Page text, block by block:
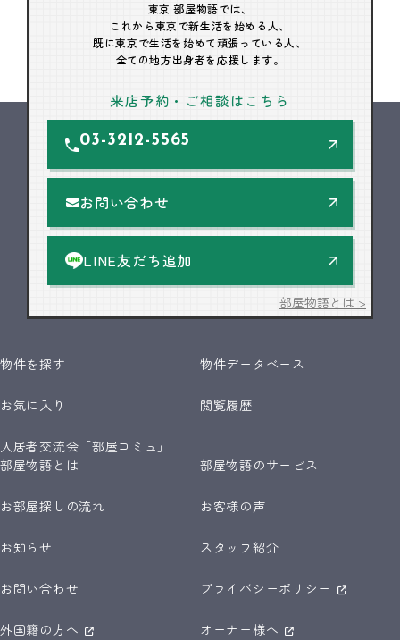
東京 部屋物語では、
これから東京で新生活を始める人、
既に東京で生活を始めて頑張っている人、
全ての地方出身者を応援します。
来店予約・ご相談はこちら
03-3212-5565
お問い合わせ
LINE友だち追加
部屋物語とは >
物件を探す 物件データベース
お気に入り 閲覧履歴
入居者交流会「部屋コミュ」
部屋物語とは
部屋物語のサービス
お部屋探しの流れ お客様の声
お知らせ スタッフ紹介
お問い合わせ プライバシーポリシー
外国籍の方へ
オーナー様へ